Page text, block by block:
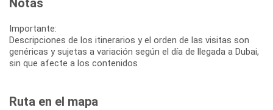
Importante:
Descripciones de los itinerarios y el orden de las visitas son
genéricas y sujetas a variación según el día de llegada a Dubai,
sin que afecte a los contenidos
Ruta en el mapa